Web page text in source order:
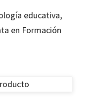
educativa,
en Formación